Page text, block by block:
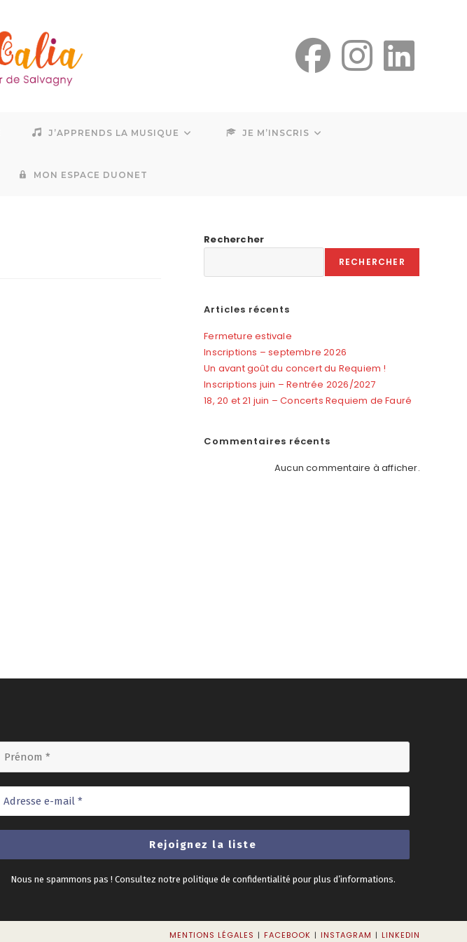
J’APPRENDS LA MUSIQUE JE M’INSCRIS
MON ESPACE DUONET
Outlook Live
Rechercher
RECHERCHER
Articles récents
Fermeture estivale
Inscriptions – septembre 2026
Un avant goût du concert du Requiem !
Inscriptions juin – Rentrée 2026/2027
18, 20 et 21 juin – Concerts Requiem de Fauré
Commentaires récents
Aucun commentaire à afficher.
Nous ne spammons pas ! Consultez notre politique de confidentialité pour plus d’informations.
MENTIONS LÉGALES FACEBOOK INSTAGRAM LINKEDIN